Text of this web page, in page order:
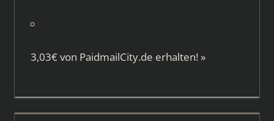
3,03€ von PaidmailCity.de erhalten! »